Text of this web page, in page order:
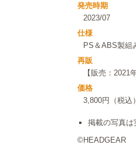
発売時期
2023/07
仕様
PS＆ABS製組
再販
【販売：2021
価格
3,800円（税込）
掲載の写真は
©HEADGEAR